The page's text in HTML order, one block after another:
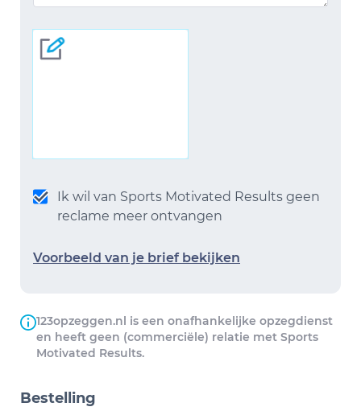
Ik wil van Sports Motivated Results geen
reclame meer ontvangen
Voorbeeld van je brief bekijken
123opzeggen.nl is een onafhankelijke opzegdienst
en heeft geen (commerciële) relatie met Sports
Motivated Results.
Bestelling